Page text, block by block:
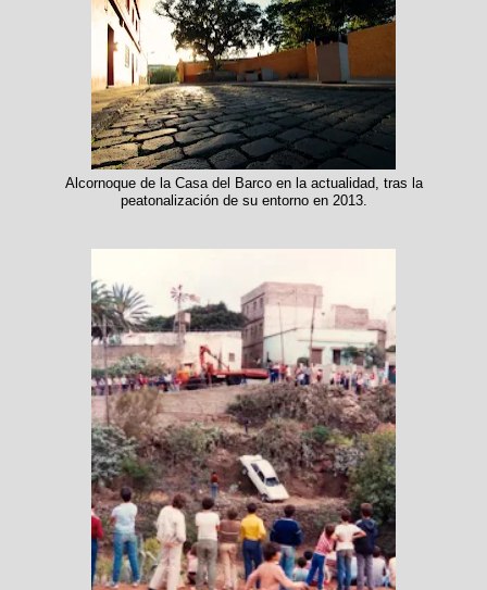
Alcornoque de la Casa del Barco en la actualidad, tras la
peatonalización de su entorno en 2013.